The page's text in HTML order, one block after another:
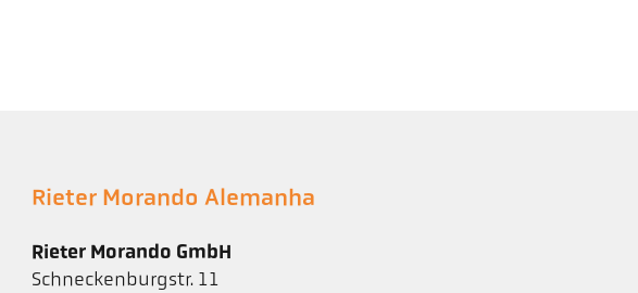
Rieter Morando Alemanha
Rieter Morando GmbH
Schneckenburgstr. 11